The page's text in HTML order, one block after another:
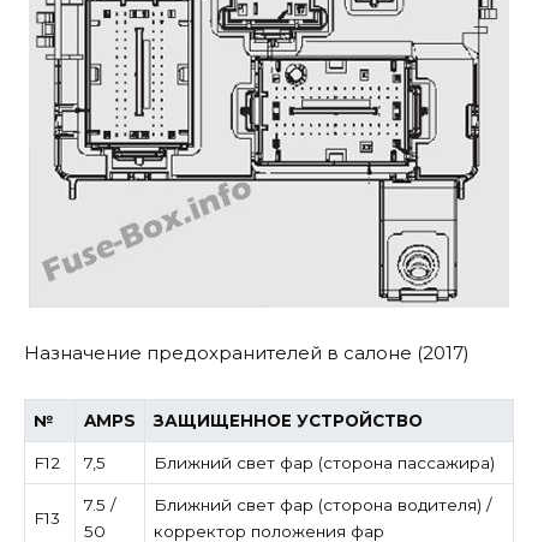
Назначение предохранителей в салоне (2017)
№ AMPS ЗАЩИЩЕННОЕ УСТРОЙСТВО
F12 7,5 Ближний свет фар (сторона пассажира)
F13
7.5 /
50
Ближний свет фар (сторона водителя) /
корректор положения фар